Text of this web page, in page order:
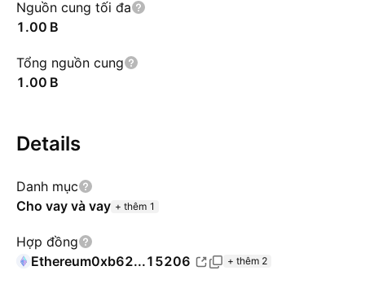
Nguồn cung tối đa
‪1.00 B‬
Tổng nguồn cung
‪1.00 B‬
Details
Danh mục
Cho vay và vay + thêm 1
Hợp đồng
Ethereum0xb62...15206 + thêm 2